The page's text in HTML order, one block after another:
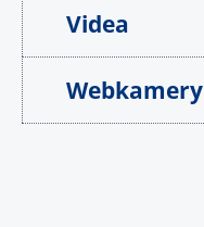
Videa
Webkamery